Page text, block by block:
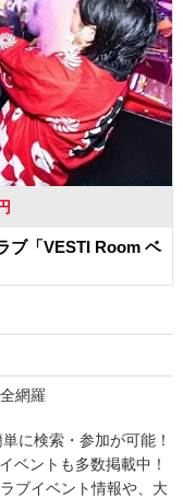
ブ「VESTI Room ベ
網羅
に検索・参加が可能！
ベントも多数掲載中！
ブイベント情報や、大